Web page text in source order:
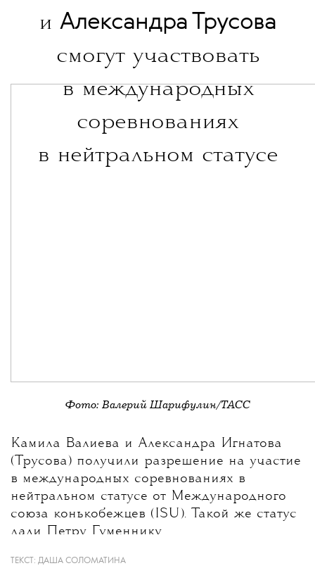
и Александра Трусова
смогут участвовать
в международных
соревнованиях
в нейтральном статусе
Фото: Валерий Шарифулин/ТАСС
Камила Валиева и Александра Игнатова
(Трусова) получили разрешение на участие
в международных соревнованиях в
нейтральном статусе от Международного
союза конькобежцев (ISU). Такой же статус
дали Петру Гуменнику.
ТЕКСТ: ДАША СОЛОМАТИНА